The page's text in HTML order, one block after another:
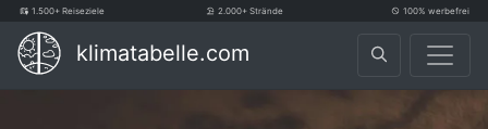
1.500+ Reiseziele 2.000+ Strände 100% werbefrei
klimatabelle.com